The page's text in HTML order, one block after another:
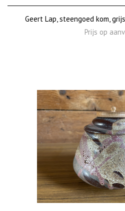
Geert Lap, steengoed kom,
Prijs op